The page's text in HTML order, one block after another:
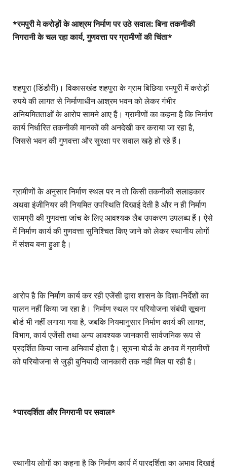
*रमपुरी मे करोड़ों के आश्रम निर्माण पर उठे सवाल: बिना तकनीकी
निगरानी के चल रहा कार्य, गुणवत्ता पर ग्रामीणों की चिंता*
शहपुरा (डिंडौरी)। विकासखंड शहपुरा के ग्राम बिछिया रमपुरी में करोड़ों
रुपये की लागत से निर्माणाधीन आश्रम भवन को लेकर गंभीर
अनियमितताओं के आरोप सामने आए हैं। ग्रामीणों का कहना है कि निर्माण
कार्य निर्धारित तकनीकी मानकों की अनदेखी कर कराया जा रहा है,
जिससे भवन की गुणवत्ता और सुरक्षा पर सवाल खड़े हो रहे हैं।
ग्रामीणों के अनुसार निर्माण स्थल पर न तो किसी तकनीकी सलाहकार
अथवा इंजीनियर की नियमित उपस्थिति दिखाई देती है और न ही निर्माण
सामग्री की गुणवत्ता जांच के लिए आवश्यक लैब उपकरण उपलब्ध हैं। ऐसे
में निर्माण कार्य की गुणवत्ता सुनिश्चित किए जाने को लेकर स्थानीय लोगों
में संशय बना हुआ है।
आरोप है कि निर्माण कार्य कर रही एजेंसी द्वारा शासन के दिशा-निर्देशों का
पालन नहीं किया जा रहा है। निर्माण स्थल पर परियोजना संबंधी सूचना
बोर्ड भी नहीं लगाया गया है, जबकि नियमानुसार निर्माण कार्य की लागत,
विभाग, कार्य एजेंसी तथा अन्य आवश्यक जानकारी सार्वजनिक रूप से
प्रदर्शित किया जाना अनिवार्य होता है। सूचना बोर्ड के अभाव में ग्रामीणों
को परियोजना से जुड़ी बुनियादी जानकारी तक नहीं मिल पा रही है।
*पारदर्शिता और निगरानी पर सवाल*
स्थानीय लोगों का कहना है कि निर्माण कार्य में पारदर्शिता का अभाव दिखाई